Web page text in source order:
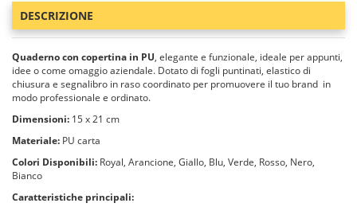
DESCRIZIONE
Quaderno con copertina in PU, elegante e funzionale, ideale per appunti,
idee o come omaggio aziendale. Dotato di fogli puntinati, elastico di
chiusura e segnalibro in raso coordinato per promuovere il tuo brand in
modo professionale e ordinato.
Dimensioni: 15 x 21 cm
Materiale: PU carta
Colori Disponibili: Royal, Arancione, Giallo, Blu, Verde, Rosso, Nero,
Bianco
Caratteristiche principali: